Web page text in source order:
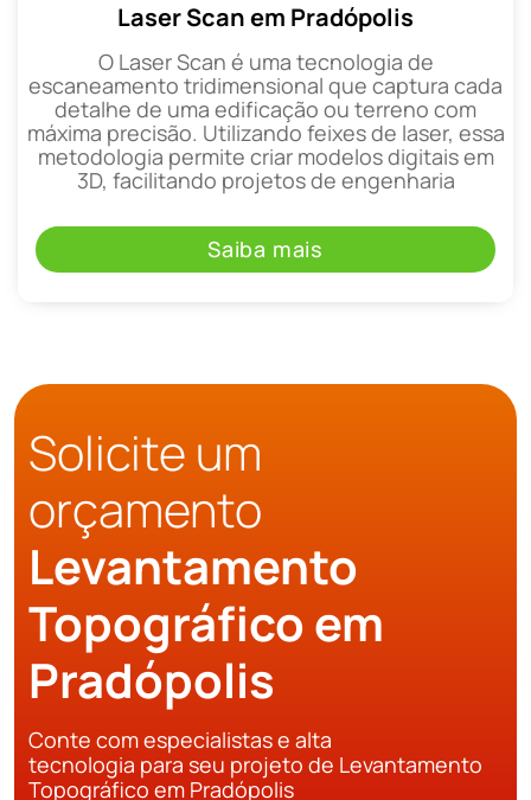
Laser Scan em Pradópolis
O Laser Scan é uma tecnologia de
escaneamento tridimensional que captura cada
detalhe de uma edificação ou terreno com
máxima precisão. Utilizando feixes de laser, essa
metodologia permite criar modelos digitais em
3D, facilitando projetos de engenharia
Saiba mais
Solicite um
orçamento
Levantamento
Topográfico em
Pradópolis
Conte com especialistas e alta
tecnologia para seu projeto de Levantamento
Topográfico em Pradópolis